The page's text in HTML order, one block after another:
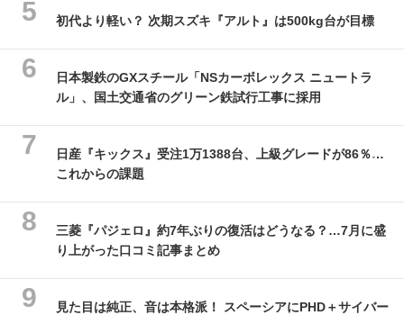
初代より軽い？ 次期スズキ『アルト』は500kg台が目標
日本製鉄のGXスチール「NSカーボレックス ニュートラ
ル」、国土交通省のグリーン鉄試行工事に採用
日産『キックス』受注1万1388台、上級グレードが86％…
これからの課題
三菱『パジェロ』約7年ぶりの復活はどうなる？…7月に盛
り上がった口コミ記事まとめ
見た目は純正、音は本格派！ スペーシアにPHD＋サイバー